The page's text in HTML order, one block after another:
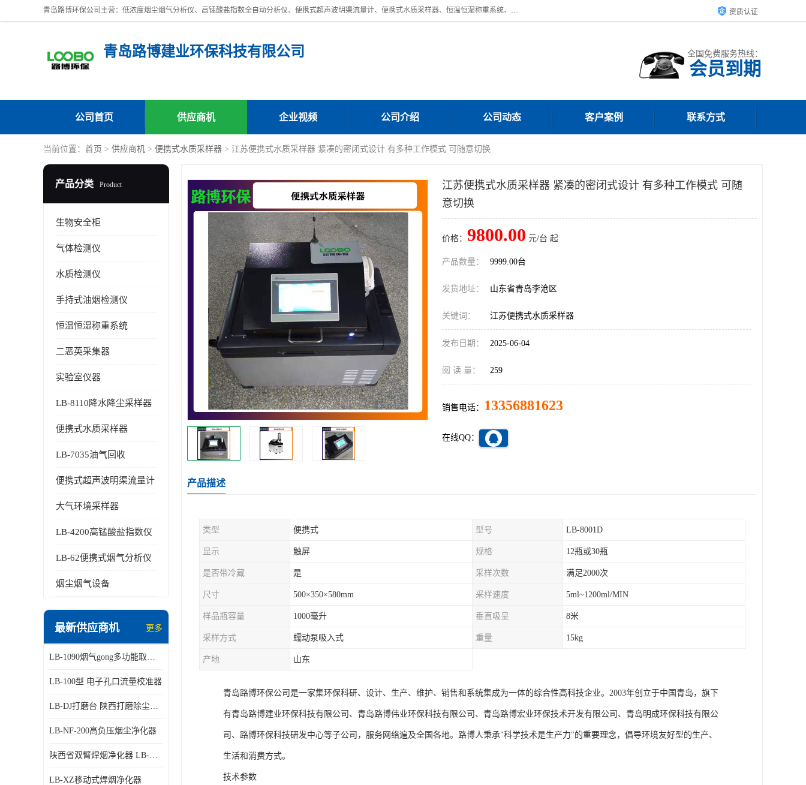
青岛路博环保公司主营：低浓度烟尘烟气分析仪、高锰酸盐指数全自动分析仪、便携式超声波明渠流量计、便携式水质采样器、恒温恒湿称重系统、手持式油烟检测仪等;是一家集环保科研、设计、生产、维护、销售和系统集成为一体的综合性高科技企业。路博人秉承"科学技术是第一生产力的重要理念，倡导环境友好型的生产、生活和消费方式。 资质认证
青岛路博建业环保科技有限公司 全国免费服务热线：
会员到期
公司首页 供应商机 企业视频 公司介绍 公司动态 客户案例 联系方式
当前位置： 首页 > 供应商机 > 便携式水质采样器 > 江苏便携式水质采样器 紧凑的密闭式设计 有多种工作模式 可随意切换
产品分类 Product
生物安全柜
气体检测仪
水质检测仪
手持式油烟检测仪
恒温恒湿称重系统
二恶英采集器
实验室仪器
LB-8110降水降尘采样器
便携式水质采样器
LB-7035油气回收
便携式超声波明渠流量计
大气环境采样器
LB-4200高锰酸盐指数仪
LB-62便携式烟气分析仪
烟尘烟气设备
最新供应商机 更多
LB-1090烟气gong多功能取样管
LB-100型 电子孔口流量校准器
LB-DJ打磨台 陕西打磨除尘平台
LB-NF-200高负压烟尘净化器
陕西省双臂焊烟净化器 LB-XZX
LB-XZ移动式焊烟净化器
江苏便携式水质采样器 紧凑的密闭式设计 有多种工作模式 可随
意切换
价格： 9800.00 元/台 起
产品数量： 9999.00台
发货地址： 山东省青岛李沧区
关键词： 江苏便携式水质采样器
发布日期： 2025-06-04
阅 读 量： 259
销售电话： 13356881623
在线QQ：
产品描述
类型 便携式 型号 LB-8001D
显示 触屏 规格 12瓶或30瓶
是否带冷藏 是 采样次数 满足2000次
尺寸 500×350×580mm 采样速度 5ml~1200ml/MIN
样品瓶容量 1000毫升 垂直吸呈 8米
采样方式 蠕动泵吸入式 重量 15kg
产地 山东
青岛路博环保公司是一家集环保科研、设计、生产、维护、销售和系统集成为一体的综合性高科技企业。2003年创立于中国青岛，旗下
有青岛路博建业环保科技有限公司、青岛路博伟业环保科技有限公司、青岛路博宏业环保技术开发有限公司、青岛明成环保科技有限公
司、路博环保科技研发中心等子公司，服务网络遍及全国各地。路博人秉承"科学技术是生产力"的重要理念，倡导环境友好型的生产、
生活和消费方式。
技术参数